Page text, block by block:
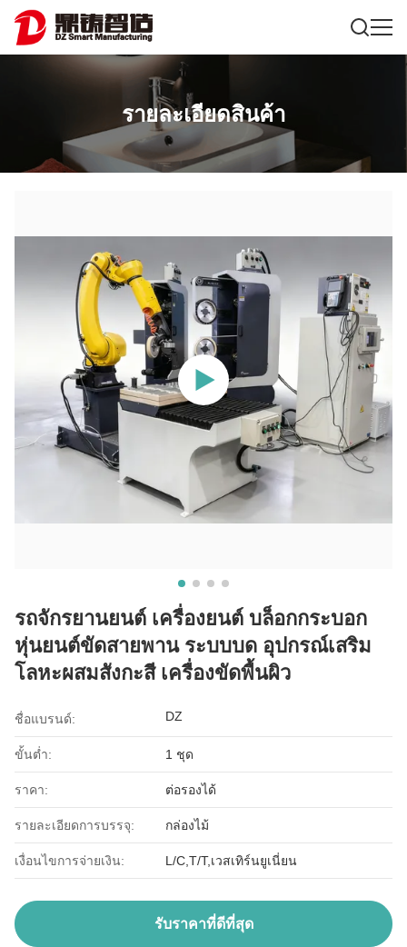
รายละเอียดสินค้า
รถจักรยานยนต์ เครื่องยนต์ บล็อกกระบอก
หุ่นยนต์ขัดสายพาน ระบบบด อุปกรณ์เสริม
โลหะผสมสังกะสี เครื่องขัดพื้นผิว
ชื่อแบรนด์: DZ
ขั้นต่ำ: 1 ชุด
ราคา: ต่อรองได้
รายละเอียดการบรรจุ: กล่องไม้
เงื่อนไขการจ่ายเงิน: L/C,T/T,เวสเทิร์นยูเนี่ยน
รับราคาที่ดีที่สุด